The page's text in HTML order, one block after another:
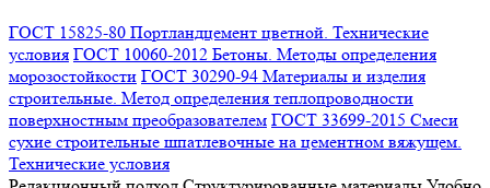
ГОСТ 15825-80 Портландцемент цветной. Технические
условия ГОСТ 10060-2012 Бетоны. Методы определения
морозостойкости ГОСТ 30290-94 Материалы и изделия
строительные. Метод определения теплопроводности
поверхностным преобразователем ГОСТ 33699-2015 Смеси
сухие строительные шпатлевочные на цементном вяжущем.
Технические условия